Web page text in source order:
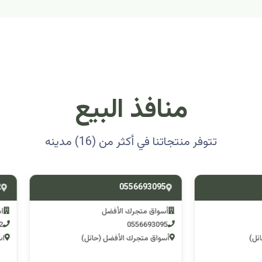
منافذ البيع
تتوفر منتجاتنا في أكثر من (16) مدينه
متجرك الأفضل
متجرك الأفضل (حائل)
اسوق مكشات جو
اسوق مكشات جو (الرصف)